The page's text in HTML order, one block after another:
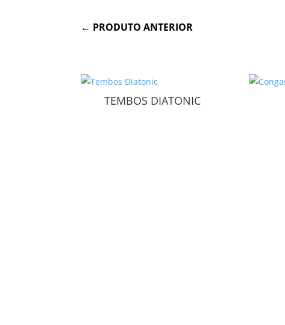
← PRODUTO ANTERIOR
TEMBOS DIATONIC